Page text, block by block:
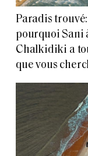
Paradis trouvé:
pourquoi Sani
Chalkidiki a
que vous